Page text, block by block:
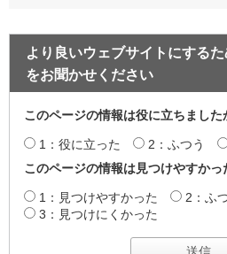
より良いウェブサイトにする
をお聞かせください
このページの情報は役に立ちました
1：役に立った 2：ふつう
このページの情報は見つけやすかっ
1：見つけやすかった
2：ふ
3：見つけにくかった